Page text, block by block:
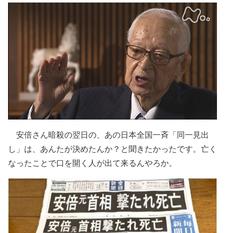
安倍さん暗殺の翌日の、あの日本全国一斉「同一見出
し」は、あんたが決めたんか？と聞きたかったです。亡く
なったことで口を開く人が出て来るんやろか。